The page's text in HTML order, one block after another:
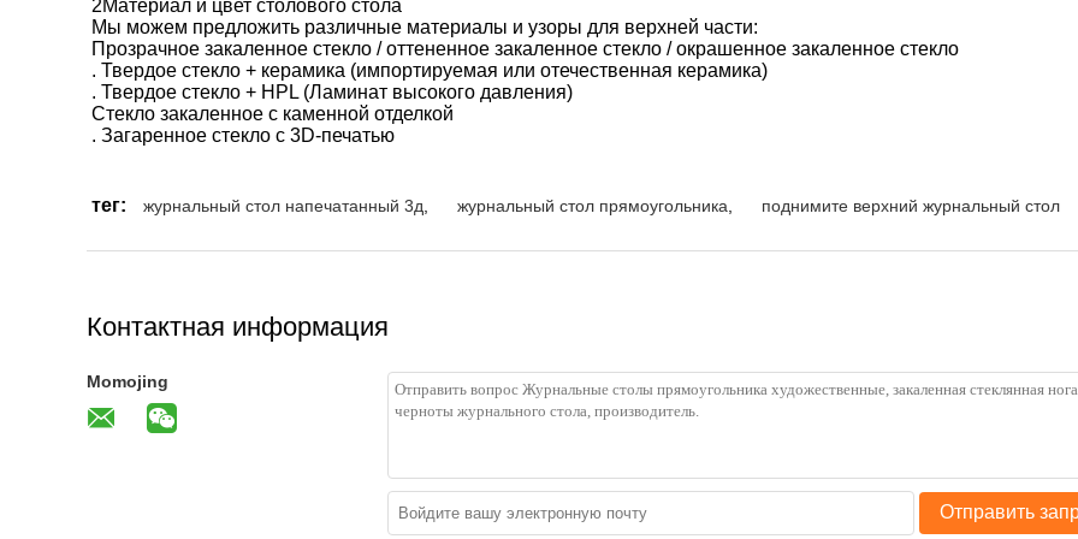
2Материал и цвет столового стола
Мы можем предложить различные материалы и узоры для верхней части:
Прозрачное закаленное стекло / оттененное закаленное стекло / окрашенное закаленное стекло
. Твердое стекло + керамика (импортируемая или отечественная керамика)
. Твердое стекло + HPL (Ламинат высокого давления)
Стекло закаленное с каменной отделкой
. Загаренное стекло с 3D-печатью
тег: журнальный стол напечатанный 3д журнальный стол прямоугольника поднимите верхний журнальный стол
Контактная информация
Momojing
Отправить